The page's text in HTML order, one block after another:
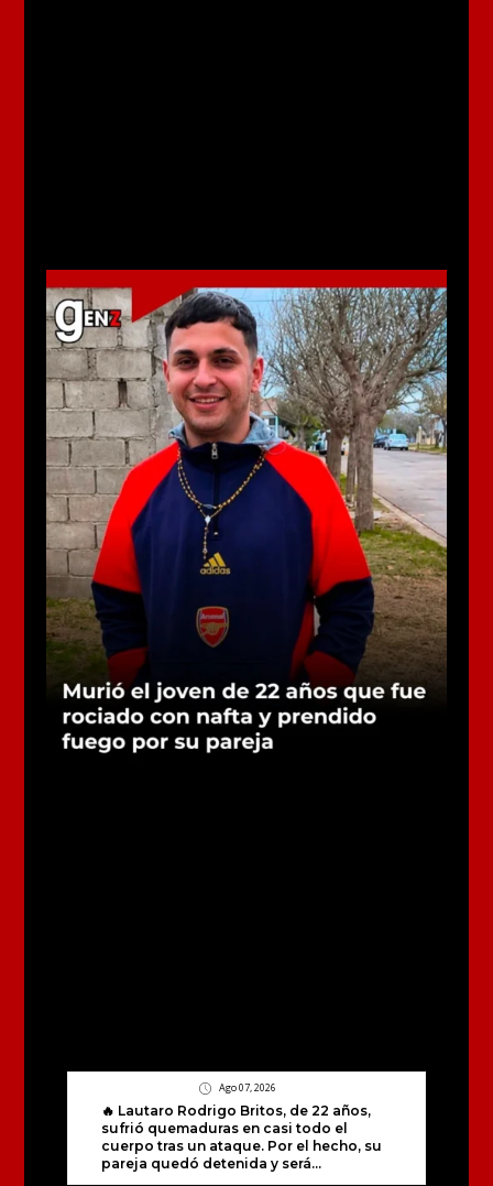
Ago 07, 2026
🔥 Lautaro Rodrigo Britos, de 22 años,
sufrió quemaduras en casi todo el
cuerpo tras un ataque. Por el hecho, su
pareja quedó detenida y será...